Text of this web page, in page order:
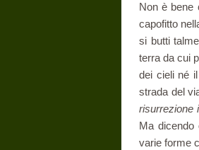
Non è bene
capofitto
si butti
terra da cui
dei cieli né
strada del
risurrezione
Ma dicendo
varie forme